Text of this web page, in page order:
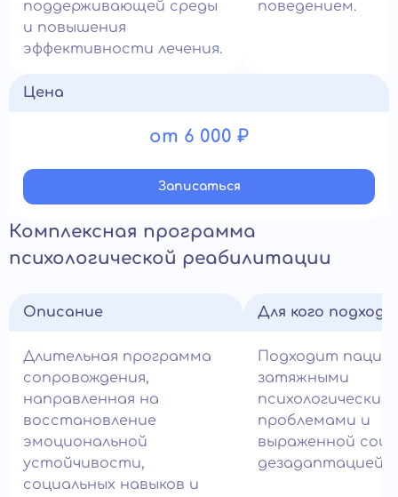
поддерживающей среды
и повышения
эффективности лечения.
поведением.
Цена
от 6 000 ₽
Записатьcя
Комплексная программа
психологической реабилитации
Описание
Длительная программа
сопровождения,
направленная на
восстановление
эмоциональной
устойчивости,
социальных навыков и
Для кого
Подходит
затяжными
проблемами и
выраженной
дезадаптацией.